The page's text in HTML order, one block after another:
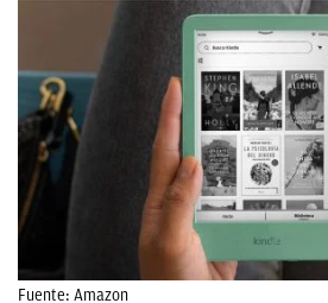
Fuente: Amazon